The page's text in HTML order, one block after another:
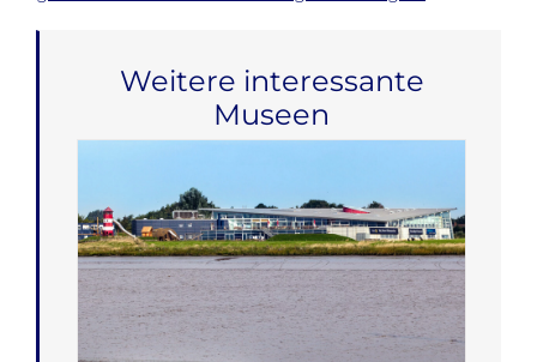
Weitere interessante
Museen